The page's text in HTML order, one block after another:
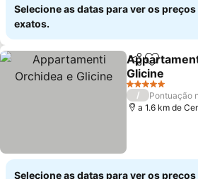
Selecione as datas para ver os preços
exatos.
Partilhar
Glicine
5 Estrelas
/
Pontuação
a 1.6 km de
Selecione as datas para ver os preços